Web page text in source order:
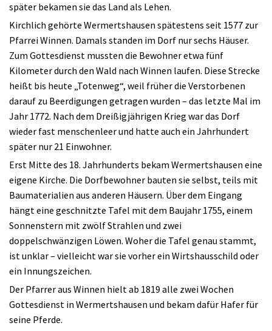
später bekamen sie das Land als Lehen.
Kirchlich gehörte Wermertshausen spätestens seit 1577 zur
Pfarrei Winnen. Damals standen im Dorf nur sechs Häuser.
Zum Gottesdienst mussten die Bewohner etwa fünf
Kilometer durch den Wald nach Winnen laufen. Diese Strecke
heißt bis heute „Totenweg“, weil früher die Verstorbenen
darauf zu Beerdigungen getragen wurden – das letzte Mal im
Jahr 1772. Nach dem Dreißigjährigen Krieg war das Dorf
wieder fast menschenleer und hatte auch ein Jahrhundert
später nur 21 Einwohner.
Erst Mitte des 18. Jahrhunderts bekam Wermertshausen eine
eigene Kirche. Die Dorfbewohner bauten sie selbst, teils mit
Baumaterialien aus anderen Häusern. Über dem Eingang
hängt eine geschnitzte Tafel mit dem Baujahr 1755, einem
Sonnenstern mit zwölf Strahlen und zwei
doppelschwänzigen Löwen. Woher die Tafel genau stammt,
ist unklar – vielleicht war sie vorher ein Wirtshausschild oder
ein Innungszeichen.
Der Pfarrer aus Winnen hielt ab 1819 alle zwei Wochen
Gottesdienst in Wermertshausen und bekam dafür Hafer für
seine Pferde.